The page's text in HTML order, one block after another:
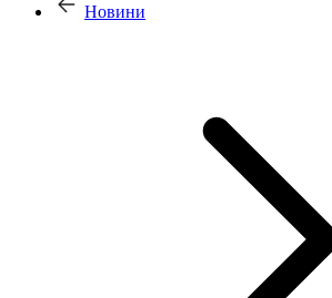
Новини